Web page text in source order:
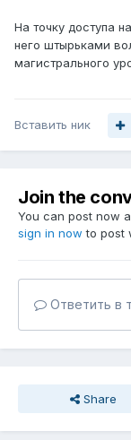
На точку доступа
него штырьками
магистрального
Вставить ник
Join the
You can post now
sign in now to post
Ответить в
Share